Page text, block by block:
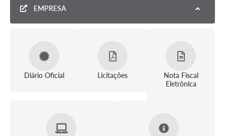
Cultura
PNAB 2026 - Ciclo 2
Festival Gastronômico
EMPRESA
Diário Oficial Licitações
Nota Fiscal
Eletrônica